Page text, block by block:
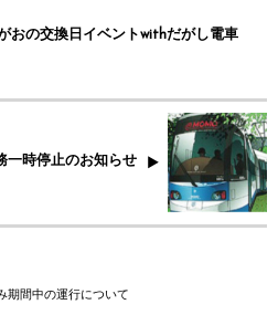
おの交換日イベントwithだがし電車
一時停止のお知らせ
期間中の運行について